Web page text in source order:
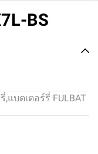
BS
,แบตเตอร์รี่ FULBAT